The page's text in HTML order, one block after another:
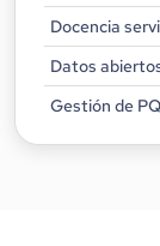
Docencia
Datos
Gestión de